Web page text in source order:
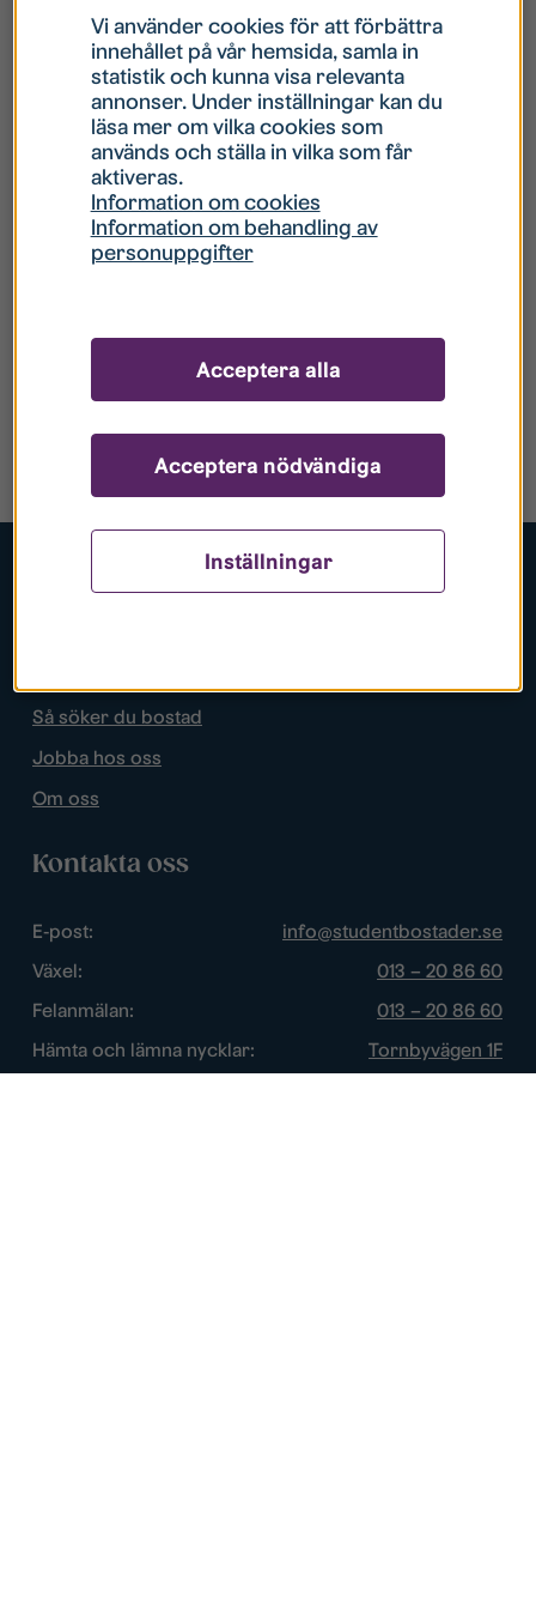
Populära sidor
Så söker du bostad
Jobba hos oss
Om oss
Kontakta oss
E-post:
info@studentbostader.se
Växel:
013 – 20 86 60
Felanmälan:
013 – 20 86 60
Hämta och lämna nycklar:
Tornbyvägen 1F
Vi använder cookies för att förbättra
innehållet på vår hemsida, samla in
statistik och kunna visa relevanta
annonser. Under inställningar kan du
läsa mer om vilka cookies som
används och ställa in vilka som får
aktiveras.
Information om cookies
Information om behandling av
personuppgifter
Inställningar
Acceptera nödvändiga
Acceptera alla